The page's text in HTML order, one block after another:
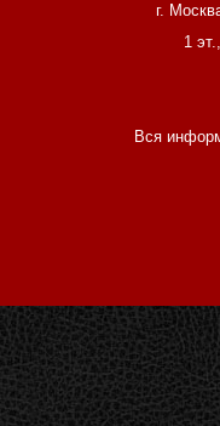
г.
1
Вся